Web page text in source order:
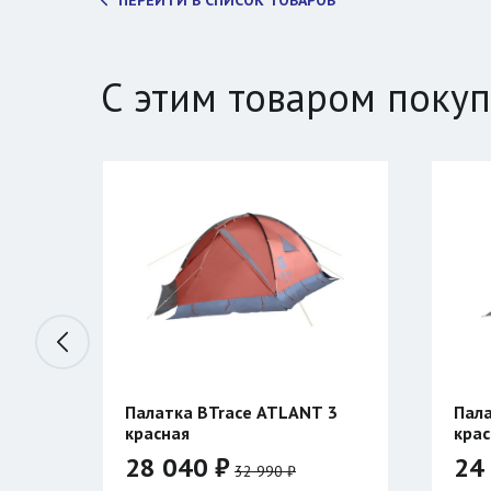
С этим товаром
Палатка BTrace STORM 2
24 300 ₽